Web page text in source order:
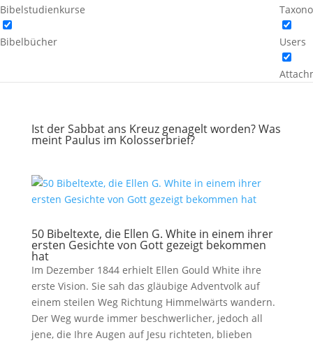
Bibelstudienkurse
Bibelbücher Users
Ist der Sabbat ans Kreuz genagelt worden? Was
meint Paulus im Kolosserbrief?
50 Bibeltexte, die Ellen G. White in einem ihrer
ersten Gesichte von Gott gezeigt bekommen
hat
Im Dezember 1844 erhielt Ellen Gould White ihre
erste Vision. Sie sah das gläubige Adventvolk auf
einem steilen Weg Richtung Himmelwärts wandern.
Der Weg wurde immer beschwerlicher, jedoch all
jene, die Ihre Augen auf Jesu richteten, blieben